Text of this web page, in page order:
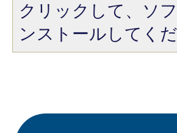
クリックして、ソ
ンストールしてくだ